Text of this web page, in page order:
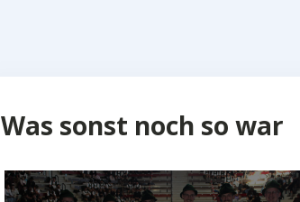
Was sonst noch so war